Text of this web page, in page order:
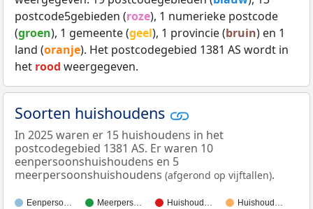
postcode5gebieden (roze), 1 numerieke postcode
(groen), 1 gemeente (geel), 1 provincie (bruin) en 1
land (oranje). Het postcodegebied 1381 AS wordt in
het rood weergegeven.
Soorten huishoudens
In 2025 waren er 15 huishoudens in het
postcodegebied 1381 AS. Er waren 10
eenpersoonshuishoudens en 5
meerpersoonshuishoudens (afgerond op vijftallen).
Eenperso… Meerpers… Huishoud… Huishoud…